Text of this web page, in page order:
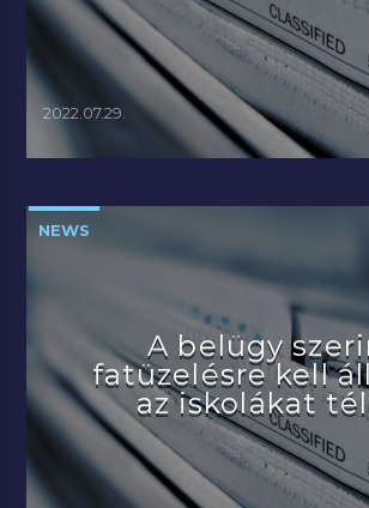
2022.07.29.
NEWS
A belügy
fatüzelésre kell
az iskolákat